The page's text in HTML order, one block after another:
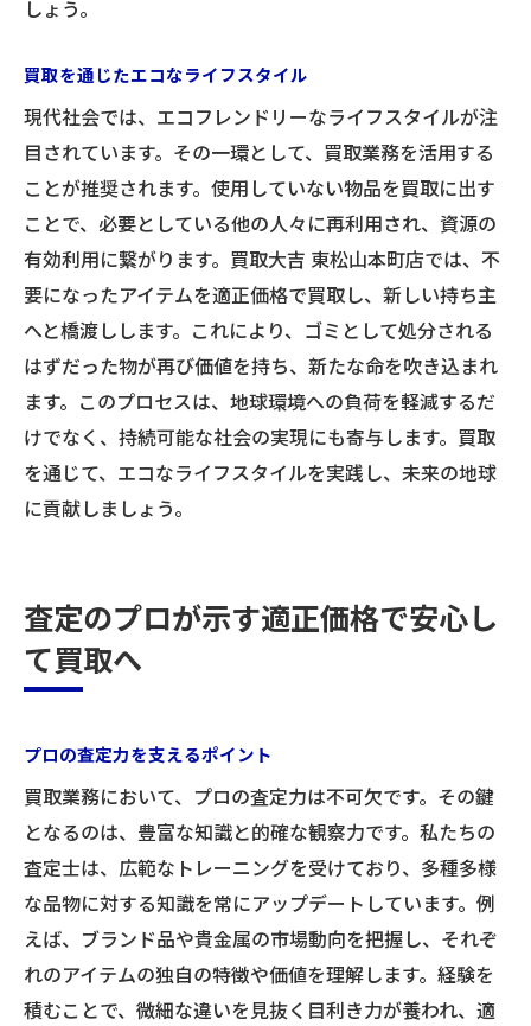
しょう。
買取を通じたエコなライフスタイル
現代社会では、エコフレンドリーなライフスタイルが注
目されています。その一環として、買取業務を活用する
ことが推奨されます。使用していない物品を買取に出す
ことで、必要としている他の人々に再利用され、資源の
有効利用に繋がります。買取大吉 東松山本町店では、不
要になったアイテムを適正価格で買取し、新しい持ち主
へと橋渡しします。これにより、ゴミとして処分される
はずだった物が再び価値を持ち、新たな命を吹き込まれ
ます。このプロセスは、地球環境への負荷を軽減するだ
けでなく、持続可能な社会の実現にも寄与します。買取
を通じて、エコなライフスタイルを実践し、未来の地球
に貢献しましょう。
査定のプロが示す適正価格で安心し
て買取へ
プロの査定力を支えるポイント
買取業務において、プロの査定力は不可欠です。その鍵
となるのは、豊富な知識と的確な観察力です。私たちの
査定士は、広範なトレーニングを受けており、多種多様
な品物に対する知識を常にアップデートしています。例
えば、ブランド品や貴金属の市場動向を把握し、それぞ
れのアイテムの独自の特徴や価値を理解します。経験を
積むことで、微細な違いを見抜く目利き力が養われ、適